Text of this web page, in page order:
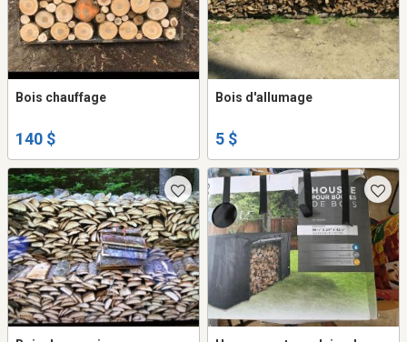
Bois chauffage
140 $
Bois d'allumage
5 $